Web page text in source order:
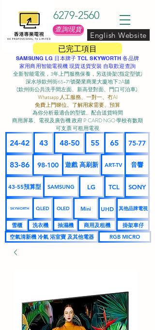
已完工項目
6279-2560
查詢現貨
English Website
SAMSUNG LG 日本牌子 TCL SKYWORTH 各品牌
家用商用智能電視機 現貨送貨安裝 自取歡迎查詢
全新智能電視，3年上門服務保養，另送掛架(指定型號)
深水埗欽州街65-71號榮業商業大廈地下2A舖
(欽州街公共洗手間左面、新高登對面、門口可泊車) ​
Whatsapp 人工服務、一對一、冇AI
免費上門睇位、了解用家需要、預算
為你分析最適合的型號、配合送貨時間
商用屏幕、電視及廣告機 政府 P CARD NGO 學校有數期
可支票 可租用電視
24-42 43 48-50 55 65 75-77
83-86 98-100 遊戲 高刷新 ART-TV 音響
43-55預算型 SAMSUNG LG TCL SONY
SKYWORTH QLED OLED Mini UHD 其他品牌電視
雪櫃 洗衣機 抽濕機 商用及租機
掛架車仔
空氣清新機 冷氣 浴室寶 及其他電器
RGB MICRO